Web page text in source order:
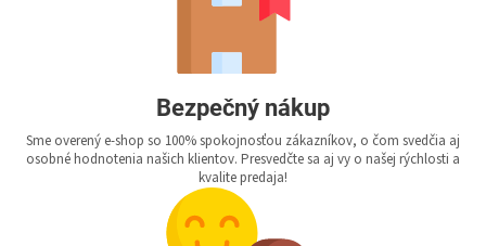
Bezpečný nákup
Sme overený e-shop so 100% spokojnosťou zákazníkov, o čom svedčia aj
osobné hodnotenia našich klientov. Presvedčte sa aj vy o našej rýchlosti a
kvalite predaja!